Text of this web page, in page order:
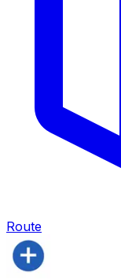
Route